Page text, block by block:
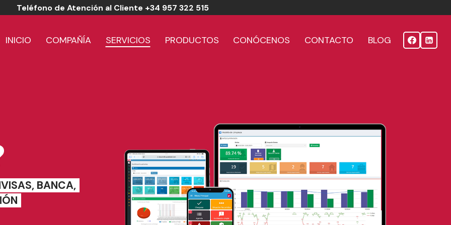
Teléfono de Atención al Cliente +34 957 322 515
INICIO COMPAÑÍA SERVICIOS PRODUCTOS CONÓCENOS CONTACTO BLOG
BANCA,